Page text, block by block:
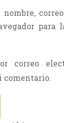
nombre,
para
correo
comentario.